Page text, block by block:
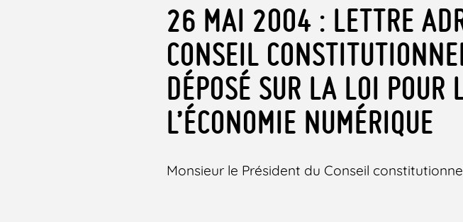
26 MAI 2004 : LETTRE
CONSEIL
DÉPOSÉ SUR LA LOI
L’ÉCONOMIE NUMÉRIQUE
Monsieur le Président du Conseil